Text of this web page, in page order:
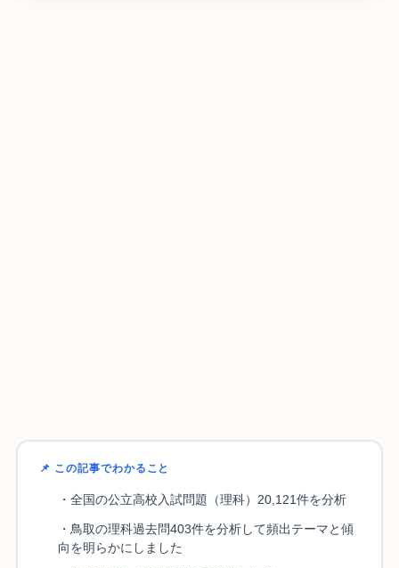
📌 この記事でわかること
・全国の公立高校入試問題（理科）20,121件を分析
・鳥取の理科過去問403件を分析して頻出テーマと傾
向を明らかにしました